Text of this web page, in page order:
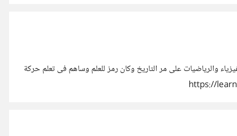
) نيوتن عالم من أعظم العلماء فى الفيزياء والرياضيات على مر التاريخ وكان رمز للعلم وساهم فى تعلم حركة